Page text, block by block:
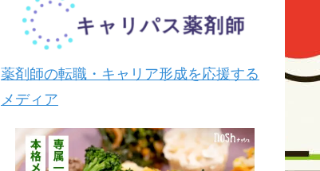
薬剤師の転職・キャリア形成を応援する
メディア